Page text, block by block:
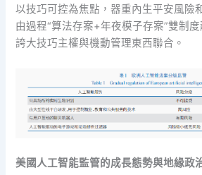
以技巧可控為焦點，器重內生平安風險
由過程“算法存案+年夜模子存案”雙制
誇大技巧主權與機動管理東西聯合。
美國人工智能監管的成長態勢與地緣政